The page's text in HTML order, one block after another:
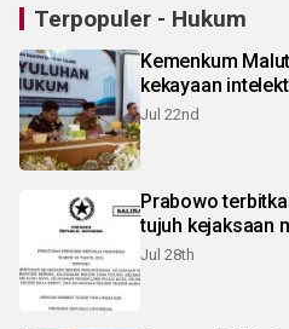
Terpopuler - Hukum
Kemenkum
kekayaan
Jul 22nd
Prabowo
tujuh kejaksaan
Jul 28th